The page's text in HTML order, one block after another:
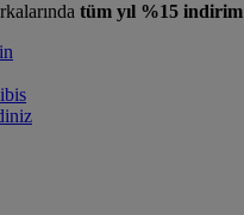
tüm yıl %15 indirim